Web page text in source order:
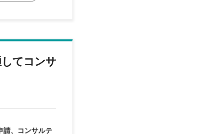
してコンサ
請、コンサルテ